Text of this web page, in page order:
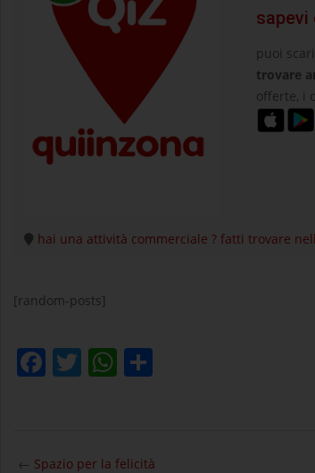
sapevi
puoi
trovare
offerte, i
hai una attività commerciale ? fatti trovare
[random-posts]
Facebook
TwitterWhatsApp
11-
← Spazio per la felicità